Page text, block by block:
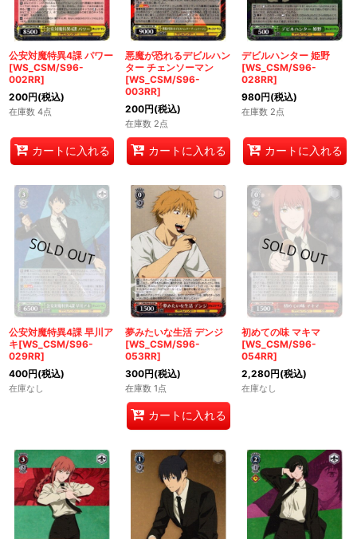
公安対魔特異4課 パワー
[WS_CSM/S96-
002RR]
200円(税込)
在庫数 4点
カートに入れる
悪魔が恐れるデビルハン
ター チェンソーマン
[WS_CSM/S96-
003RR]
200円(税込)
在庫数 2点
カートに入れる
デビルハンター 姫野
[WS_CSM/S96-
028RR]
980円(税込)
在庫数 2点
カートに入れる
公安対魔特異4課 早川ア
キ[WS_CSM/S96-
029RR]
400円(税込)
在庫なし
夢みたいな生活 デンジ
[WS_CSM/S96-
053RR]
300円(税込)
在庫数 1点
カートに入れる
初めての味 マキマ
[WS_CSM/S96-
054RR]
2,280円(税込)
在庫なし